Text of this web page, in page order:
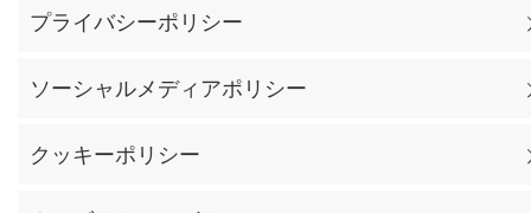
プライバシーポリシー
ソーシャルメディアポリシー
クッキーポリシー